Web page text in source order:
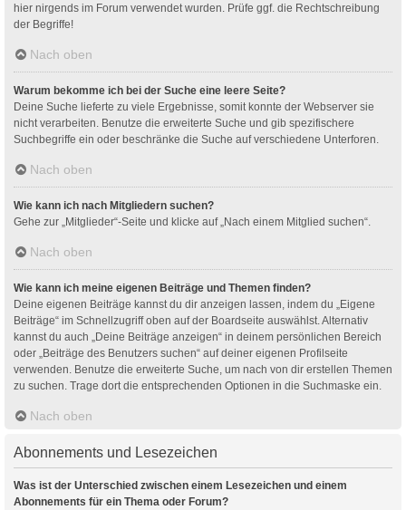
hier nirgends im Forum verwendet wurden. Prüfe ggf. die Rechtschreibung
der Begriffe!
Nach oben
Warum bekomme ich bei der Suche eine leere Seite?
Deine Suche lieferte zu viele Ergebnisse, somit konnte der Webserver sie
nicht verarbeiten. Benutze die erweiterte Suche und gib spezifischere
Suchbegriffe ein oder beschränke die Suche auf verschiedene Unterforen.
Nach oben
Wie kann ich nach Mitgliedern suchen?
Gehe zur „Mitglieder“-Seite und klicke auf „Nach einem Mitglied suchen“.
Nach oben
Wie kann ich meine eigenen Beiträge und Themen finden?
Deine eigenen Beiträge kannst du dir anzeigen lassen, indem du „Eigene
Beiträge“ im Schnellzugriff oben auf der Boardseite auswählst. Alternativ
kannst du auch „Deine Beiträge anzeigen“ in deinem persönlichen Bereich
oder „Beiträge des Benutzers suchen“ auf deiner eigenen Profilseite
verwenden. Benutze die erweiterte Suche, um nach von dir erstellen Themen
zu suchen. Trage dort die entsprechenden Optionen in die Suchmaske ein.
Nach oben
Abonnements und Lesezeichen
Was ist der Unterschied zwischen einem Lesezeichen und einem
Abonnements für ein Thema oder Forum?